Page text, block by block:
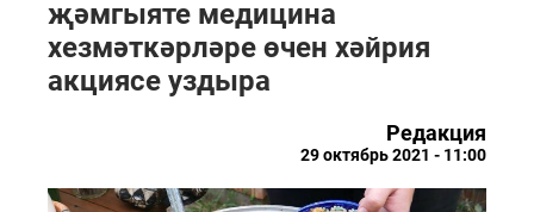
җәмгыяте медицина
хезмәткәрләре өчен хәйрия
акциясе уздыра
Редакция
29 октябрь 2021 - 11:00